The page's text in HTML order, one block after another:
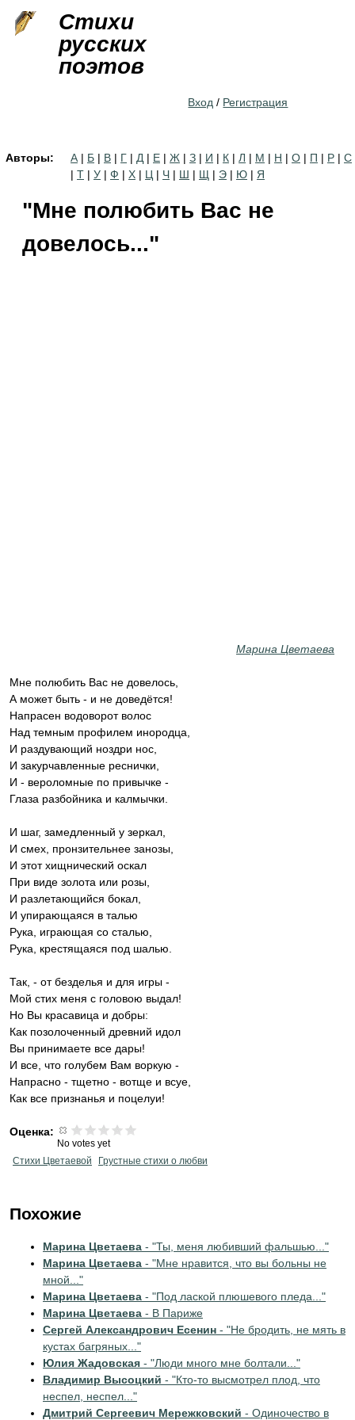
Стихи
русских
поэтов
Вход / Регистрация
Авторы: А | Б | В | Г | Д | Е | Ж | З | И | К | Л | М | Н | О | П | Р | С
| Т | У | Ф | Х | Ц | Ч | Ш | Щ | Э | Ю | Я
"Мне полюбить Вас не
довелось..."
Марина Цветаева
Мне полюбить Вас не довелось,
А может быть - и не доведётся!
Напрасен водоворот волос
Над темным профилем инородца,
И раздувающий ноздри нос,
И закурчавленные реснички,
И - вероломные по привычке -
Глаза разбойника и калмычки.
И шаг, замедленный у зеркал,
И смех, пронзительнее занозы,
И этот хищнический оскал
При виде золота или розы,
И разлетающийся бокал,
И упирающаяся в талью
Рука, играющая со сталью,
Рука, крестящаяся под шалью.
Так, - от безделья и для игры -
Мой стих меня с головою выдал!
Но Вы красавица и добры:
Как позолоченный древний идол
Вы принимаете все дары!
И все, что голубем Вам воркую -
Напрасно - тщетно - вотще и всуе,
Как все признанья и поцелуи!
Оценка:
No votes yet
Стихи Цветаевой
Грустные стихи о любви
Похожие
Марина Цветаева - "Ты, меня любивший фальшью..."
Марина Цветаева - "Мне нравится, что вы больны не
мной..."
Марина Цветаева - "Под лаской плюшевого пледа..."
Марина Цветаева - В Париже
Сергей Александрович Есенин - "Не бродить, не мять в
кустах багряных..."
Юлия Жадовская - "Люди много мне болтали..."
Владимир Высоцкий - "Кто-то высмотрел плод, что
неспел, неспел..."
Дмитрий Сергеевич Мережковский - Одиночество в